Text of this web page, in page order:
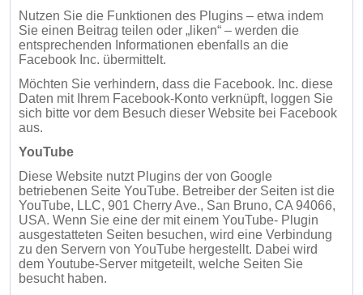
Nutzen Sie die Funktionen des Plugins – etwa indem
Sie einen Beitrag teilen oder „liken“ – werden die
entsprechenden Informationen ebenfalls an die
Facebook Inc. übermittelt.
Möchten Sie verhindern, dass die Facebook. Inc. diese
Daten mit Ihrem Facebook-Konto verknüpft, loggen Sie
sich bitte vor dem Besuch dieser Website bei Facebook
aus.
YouTube
Diese Website nutzt Plugins der von Google
betriebenen Seite YouTube. Betreiber der Seiten ist die
YouTube, LLC, 901 Cherry Ave., San Bruno, CA 94066,
USA. Wenn Sie eine der mit einem YouTube- Plugin
ausgestatteten Seiten besuchen, wird eine Verbindung
zu den Servern von YouTube hergestellt. Dabei wird
dem Youtube-Server mitgeteilt, welche Seiten Sie
besucht haben.